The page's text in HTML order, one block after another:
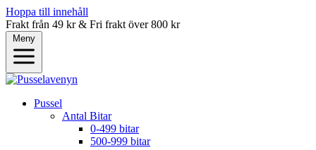
Hoppa till innehåll
Frakt från 49 kr & Fri frakt över 800 kr
Meny
Pussel
Antal Bitar
0-499 bitar
500-999 bitar